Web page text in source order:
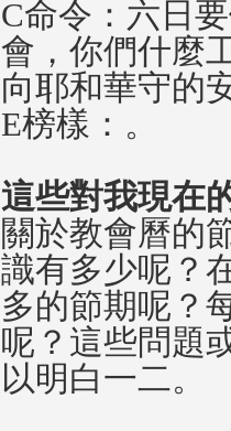
C命令：六日
會，你們什麼
向耶和華守的
E榜樣：。
這些對我現在
關於教會曆的
識有多少呢？
多的節期呢？
呢？這些問題
以明白一二。